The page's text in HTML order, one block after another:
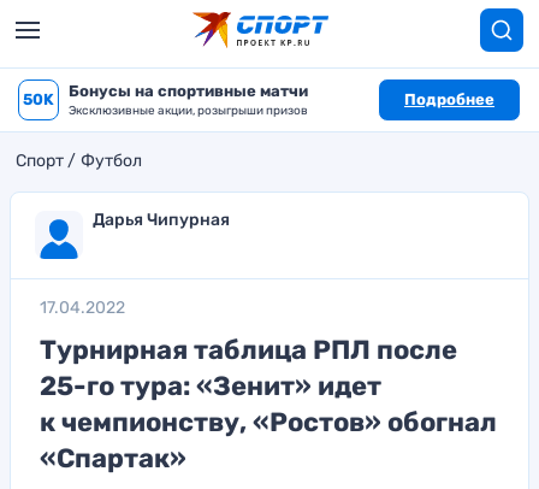
50K Бонусы на спортивные матчи
Эксклюзивные акции, розыгрыши призов
Подробнее
Спорт Футбол
Дарья Чипурная
17.04.2022
Турнирная таблица РПЛ после
25-го тура: «Зенит» идет
к чемпионству, «Ростов» обогнал
«Спартак»